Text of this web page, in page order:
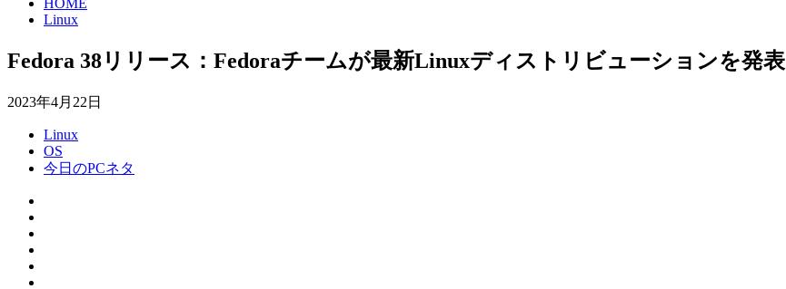
HOME
Linux
Fedora 38リリース：Fedoraチームが最新Linuxディストリビューションを発表
2023年4月22日
Linux
OS
今日のPCネタ